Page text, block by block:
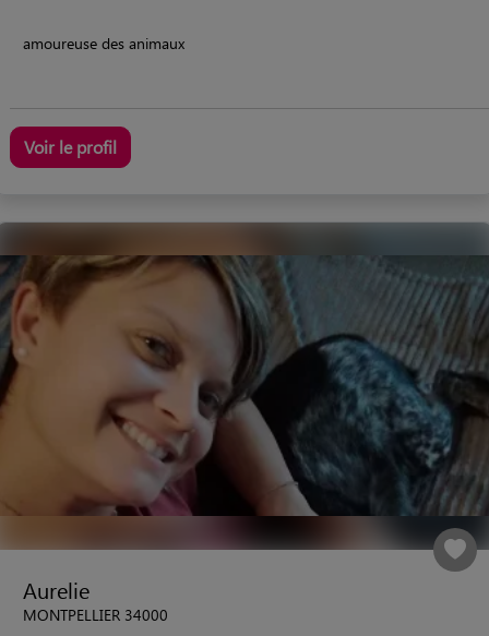
amoureuse des animaux
Voir le profil
Aurelie
MONTPELLIER 34000